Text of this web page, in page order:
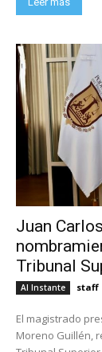
Juan
Tribunal
Al Instante staff
El magistrado
Moreno Guillén,